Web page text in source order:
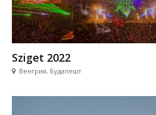
Sziget 2022
Венгрия, Будапешт